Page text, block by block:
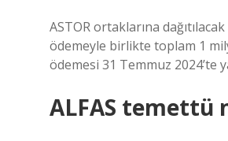
ASTOR ortaklarına
ödemeyle birlikte toplam 1
ödemesi 31 Temmuz 2024’te
ALFAS temettü